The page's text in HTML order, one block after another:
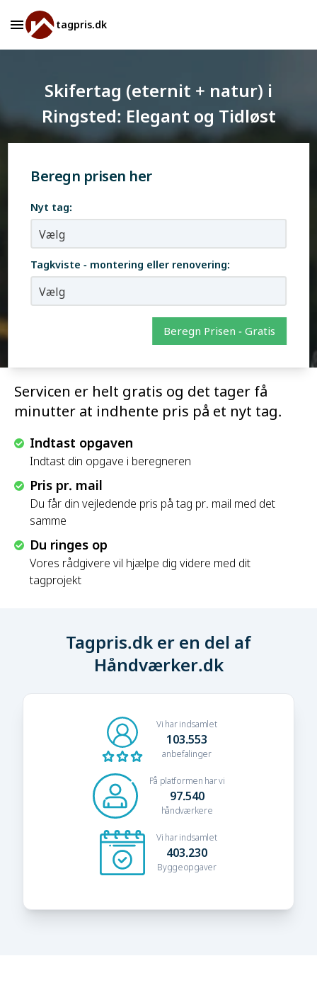
tagpris.dk
Skifertag (eternit + natur) i
Ringsted: Elegant og Tidløst
Servicen er helt gratis og det tager få
minutter at indhente pris på et nyt tag.
Indtast opgaven
Indtast din opgave i beregneren
Pris pr. mail
Du får din vejledende pris på tag pr. mail med det
samme
Du ringes op
Vores rådgivere vil hjælpe dig videre med dit
tagprojekt
Beregn prisen her
Nyt tag:
Tagkviste - montering eller renovering:
Beregn Prisen - Gratis
Tagpris.dk er en del af
Håndværker.dk
Vi har indsamlet
103.553
anbefalinger
På platformen har vi
97.540
håndværkere
Vi har indsamlet
403.230
Byggeopgaver